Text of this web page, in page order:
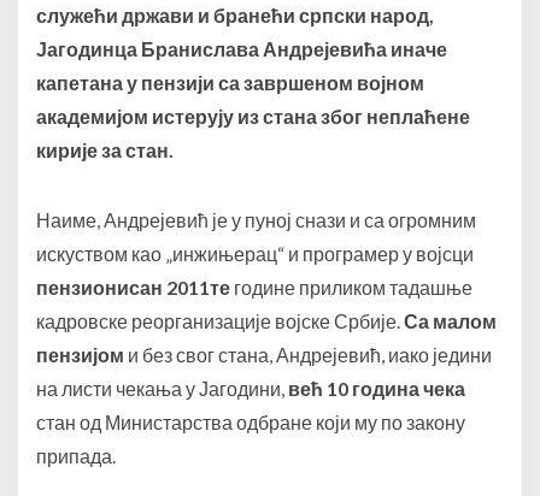
служећи држави и бранећи српски народ,
Јагодинца Бранислава Андрејевића иначе
капетана у пензији са завршеном војном
академијом истерују из стана због неплаћене
кирије за стан.
Наиме, Андрејевић је у пуној снази и са огромним
искуством као „инжињерац“ и програмер у војсци
пензионисан 2011те године приликом тадашње
кадровске реорганизације војске Србије.Са малом
пензијом и без свог стана, Андрејевић, иако једини
на листи чекања у Јагодини, већ 10 година чека
стан од Министарства одбране који му по закону
припада.